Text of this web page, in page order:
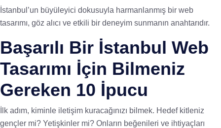
İstanbul’un büyüleyici dokusuyla harmanlanmış bir web
tasarımı, göz alıcı ve etkili bir deneyim sunmanın anahtarıdır.
Başarılı Bir İstanbul Web
Tasarımı İçin Bilmeniz
Gereken 10 İpucu
İlk adım, kiminle iletişim kuracağınızı bilmek. Hedef kitleniz
gençler mi? Yetişkinler mi? Onların beğenileri ve ihtiyaçları